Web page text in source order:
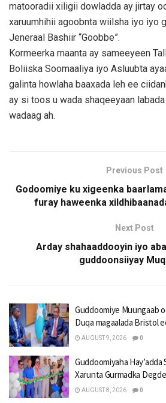
matooradii xiligii dowladda ay jirtay
xaruumhihii agoobnta wiilsha iyo iyo
Jeneraal Bashiir “Goobbe”.
Kormeerka maanta ay sameeyeen
Boliiska Soomaaliya iyo Asluubta
galinta howlaha baaxada leh ee
ay si toos u wada shaqeeyaan
wadaag ah.
Previous Post
Godoomiye ku xigeenka
furay haweenka
Next Post
Arday shahaaddooyin iyo
guddoonsiiyay
Guddoomiye Muungaab
Duqa magaalada Bristol
AUGUST 9, 2026 0
Guddoomiyaha
Xarunta Gurmadka
AUGUST 8, 2026 0